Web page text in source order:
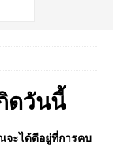
ดวันนี้
ะได้ดีอยู่ที่การคบ